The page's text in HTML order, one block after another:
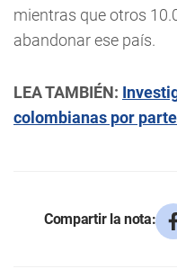
mientras que otros
abandonar ese país.
LEA TAMBIÉN:
colombianas por
Compartir la nota: